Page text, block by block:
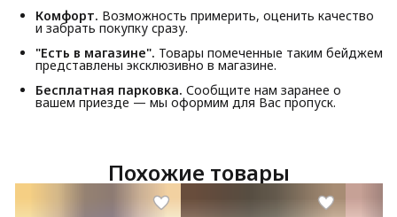
Комфорт. Возможность примерить, оценить качество
и забрать покупку сразу.
"Есть в магазине". Товары помеченные таким бейджем
представлены эксклюзивно в магазине.
Бесплатная парковка. Сообщите нам заранее о
вашем приезде — мы оформим для Вас пропуск.
Похожие товары